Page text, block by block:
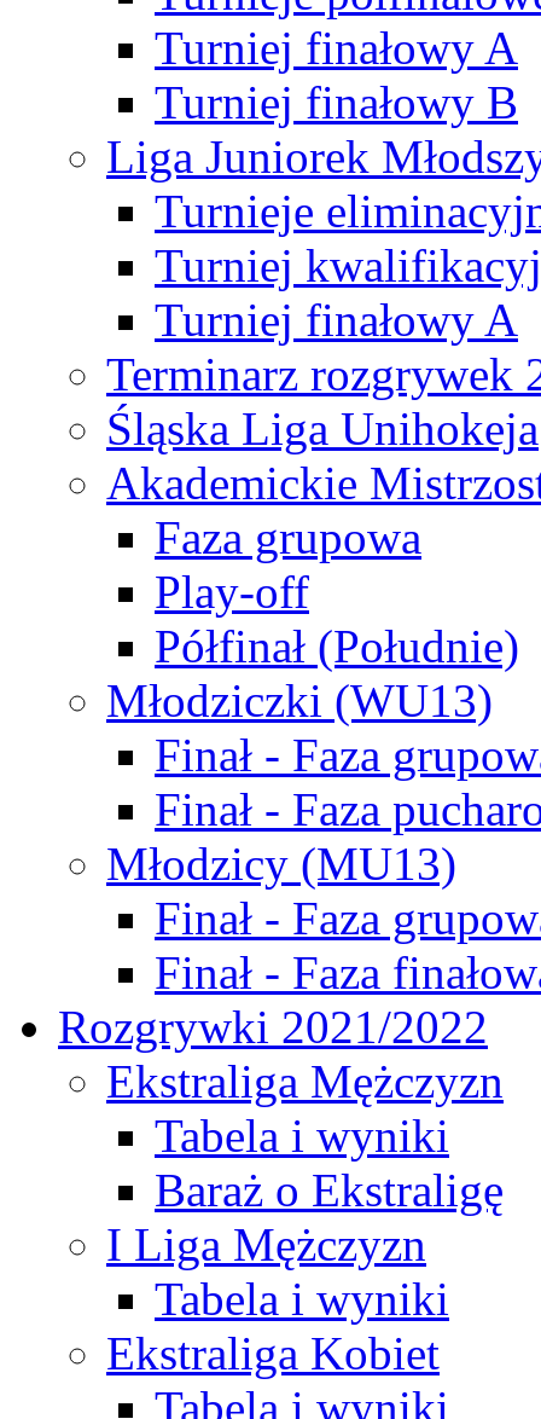
Turniej finałowy A
Turniej finałowy B
Liga Juniorek
Turnieje
Turniej
Turniej finałowy A
Terminarz rozgrywek
Śląska Liga Unihokeja
Akademickie
Faza grupowa
Play-off
Półfinał (Południe)
Młodziczki (WU13)
Finał - Faza
Finał - Faza
Młodzicy (MU13)
Finał - Faza
Finał - Faza
Rozgrywki 2021/2022
Ekstraliga Mężczyzn
Tabela i wyniki
Baraż o Ekstraligę
I Liga Mężczyzn
Tabela i wyniki
Ekstraliga Kobiet
Tabela i wyniki